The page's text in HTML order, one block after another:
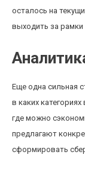
осталось на
выходить за
Еще одна сильная
в каких
где можно
предлагают
сформировать